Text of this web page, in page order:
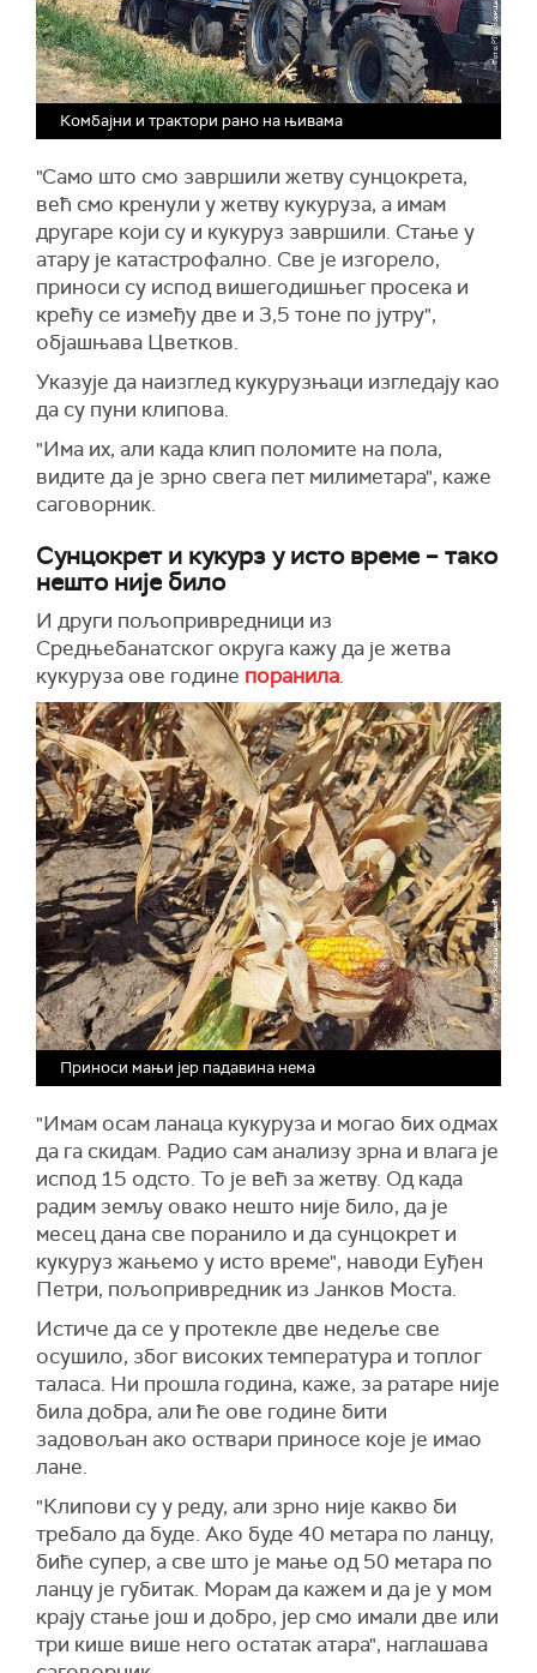
Комбајни и трактори рано на њивама
"Само што смо завршили жетву сунцокрета,
већ смо кренули у жетву кукуруза, а имам
другаре који су и кукуруз завршили. Стање у
атару је катастрофално. Све је изгорело,
приноси су испод вишегодишњег просека и
крећу се између две и 3,5 тоне по јутру",
објашњава Цветков.
Указује да наизглед кукурузњаци изгледају као
да су пуни клипова.
"Има их, али када клип поломите на пола,
видите да је зрно свега пет милиметара", каже
саговорник.
Сунцокрет и кукурз у исто време – тако
нешто није било
И други пољопривредници из
Средњебанатског округа кажу да је жетва
кукуруза ове године поранила.
Приноси мањи јер падавина нема
"Имам осам ланаца кукуруза и могао бих одмах
да га скидам. Радио сам анализу зрна и влага је
испод 15 одсто. То је већ за жетву. Од када
радим земљу овако нешто није било, да је
месец дана све поранило и да сунцокрет и
кукуруз жањемо у исто време", наводи Еуђен
Петри, пољопривредник из Јанков Моста.
Истиче да се у протекле две недеље све
осушило, због високих температура и топлог
таласа. Ни прошла година, каже, за ратаре није
била добра, али ће ове године бити
задовољан ако оствари приносе које је имао
лане.
"Клипови су у реду, али зрно није какво би
требало да буде. Ако буде 40 метара по ланцу,
биће супер, а све што је мање од 50 метара по
ланцу је губитак. Морам да кажем и да је у мом
крају стање још и добро, јер смо имали две или
три кише више него остатак атара", наглашава